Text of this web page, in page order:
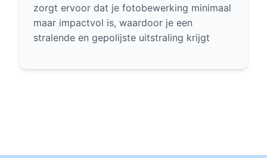
zorgt ervoor dat je fotobewerking minimaal
maar impactvol is, waardoor je een
stralende en gepolijste uitstraling krijgt